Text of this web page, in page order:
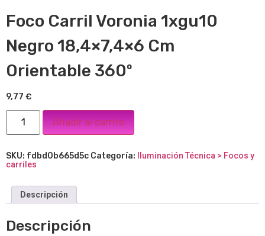
Foco Carril Voronia 1xgu10
Negro 18,4×7,4×6 Cm
Orientable 360º
9,77 €
Añadir al carrito
SKU: fdbd0b665d5c Categoría:
Iluminación Técnica > Focos y
carriles
Descripción
Descripción